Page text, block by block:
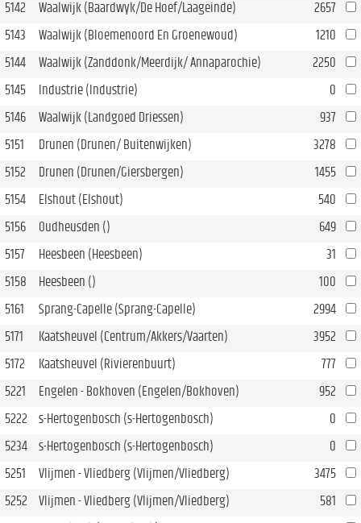
5142
Waalwijk (Baardwyk/De Hoef/Laageinde)
2657
5143
Waalwijk (Bloemenoord En Groenewoud)
1210
5144
Waalwijk (Zanddonk/Meerdijk/ Annaparochie)
2250
5145
Industrie (Industrie)
0
5146
Waalwijk (Landgoed Driessen)
937
5151
Drunen (Drunen/ Buitenwijken)
3278
5152
Drunen (Drunen/Giersbergen)
1455
5154
Elshout (Elshout)
540
5156
Oudheusden ()
649
5157
Heesbeen (Heesbeen)
31
5158
Heesbeen ()
100
5161
Sprang-Capelle (Sprang-Capelle)
2994
5171
Kaatsheuvel (Centrum/Akkers/Vaarten)
3952
5172
Kaatsheuvel (Rivierenbuurt)
777
5221
Engelen - Bokhoven (Engelen/Bokhoven)
952
5222
s-Hertogenbosch (s-Hertogenbosch)
0
5234
s-Hertogenbosch (s-Hertogenbosch)
0
5251
Vlijmen - Vliedberg (Vlijmen/Vliedberg)
3475
5252
Vlijmen - Vliedberg (Vlijmen/Vliedberg)
581